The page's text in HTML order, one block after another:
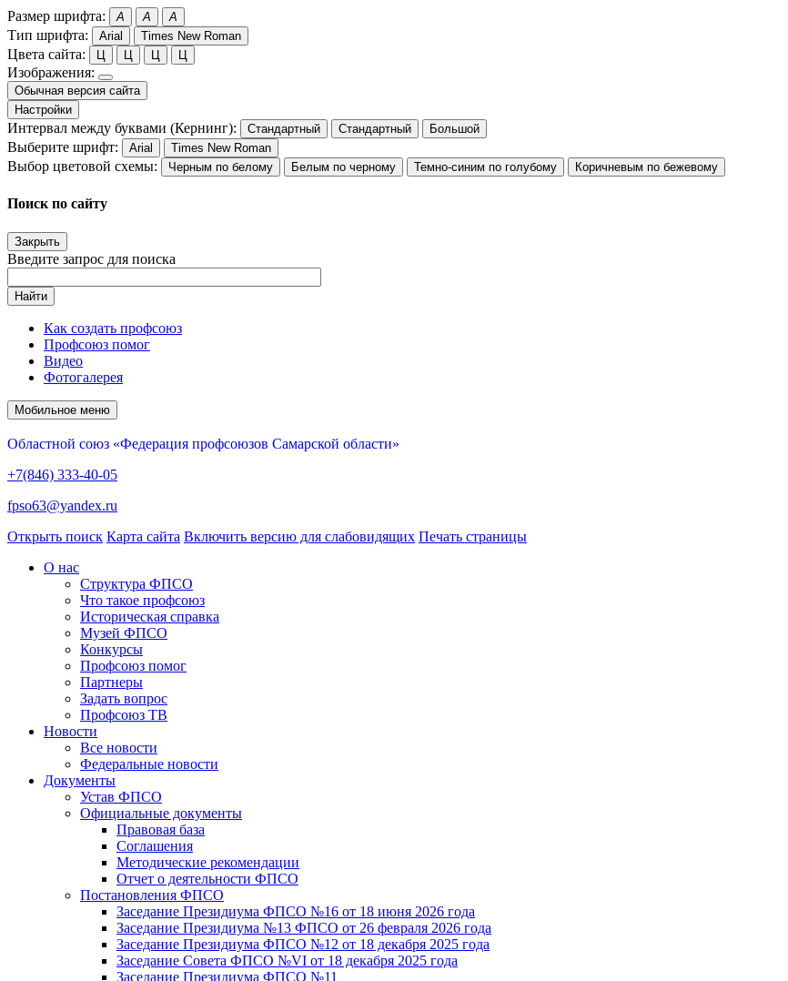
Размер шрифта: A A A
Тип шрифта: Arial Times New Roman
Цвета сайта: Ц Ц Ц Ц
Изображения:
Обычная версия сайта
Настройки
Интервал между буквами (Кернинг): Стандартный Стандартный Большой
Выберите шрифт: Arial Times New Roman
Выбор цветовой схемы: Черным по белому Белым по черному Темно-синим по голубому Коричневым по бежевому
Поиск по сайту
Закрыть
Введите запрос для поиска
Найти
Как создать профсоюз
Профсоюз помог
Видео
Фотогалерея
Мобильное меню
Областной союз «Федерация профсоюзов Самарской области»
+7(846) 333-40-05
fpso63@yandex.ru
Открыть поиск Карта сайта Включить версию для слабовидящих Печать страницы
О нас
Структура ФПСО
Что такое профсоюз
Историческая справка
Музей ФПСО
Конкурсы
Профсоюз помог
Партнеры
Задать вопрос
Профсоюз ТВ
Новости
Все новости
Федеральные новости
Документы
Устав ФПСО
Официальные документы
Правовая база
Соглашения
Методические рекомендации
Отчет о деятельности ФПСО
Постановления ФПСО
Заседание Президиума ФПСО №16 от 18 июня 2026 года
Заседание Президиума №13 ФПСО от 26 февраля 2026 года
Заседание Президиума ФПСО №12 от 18 декабря 2025 года
Заседание Совета ФПСО №VI от 18 декабря 2025 года
Заседание Президиума ФПСО №11